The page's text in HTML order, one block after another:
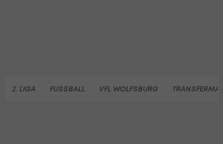
2. LIGA FUSSBALL VFL WOLFSBURG